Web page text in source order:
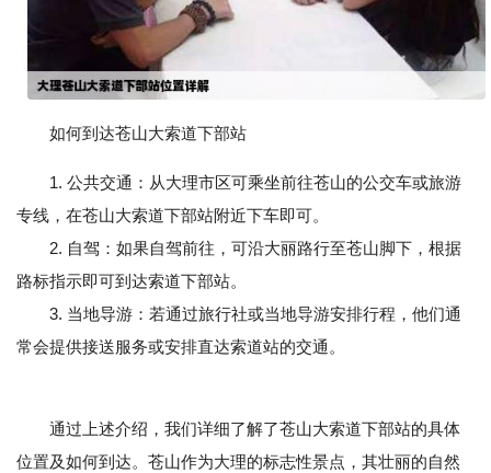
如何到达苍山大索道下部站
1. 公共交通：从大理市区可乘坐前往苍山的公交车或旅游
专线，在苍山大索道下部站附近下车即可。
2. 自驾：如果自驾前往，可沿大丽路行至苍山脚下，根据
路标指示即可到达索道下部站。
3. 当地导游：若通过旅行社或当地导游安排行程，他们通
常会提供接送服务或安排直达索道站的交通。
通过上述介绍，我们详细了解了苍山大索道下部站的具体
位置及如何到达。苍山作为大理的标志性景点，其壮丽的自然